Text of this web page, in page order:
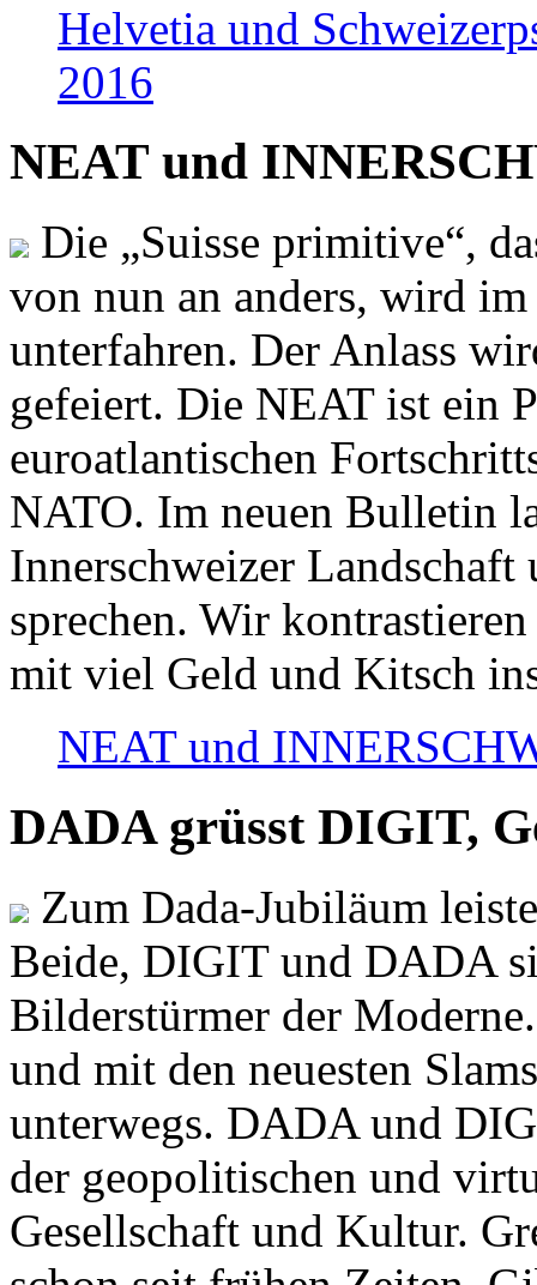
Helvetia und
2016
NEAT und
Die „Suisse primitive“,
von nun an anders, wird
unterfahren. Der Anlass
gefeiert. Die NEAT ist ein
euroatlantischen
NATO. Im neuen Bulletin
Innerschweizer
sprechen. Wir
mit viel Geld und Kitsch
NEAT und
DADA grüsst DIGIT,
Zum Dada-Jubiläum
Beide, DIGIT und DADA
Bilderstürmer der
und mit den neuesten
unterwegs. DADA und
der geopolitischen und
Gesellschaft und Kultur.